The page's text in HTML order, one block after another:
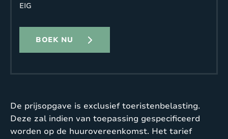
EIG
BOEK NU
De prijsopgave is exclusief toeristenbelasting.
Deze zal indien van toepassing gespecificeerd
worden op de huurovereenkomst. Het tarief